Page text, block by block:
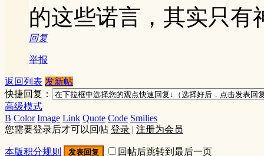
的这些诺言，其实只有
回复
举报
返回列表 发新帖
快捷回复：
高级模式
B Color Image Link Quote Code Smilies
您需要登录后才可以回帖 登录 | 注册为会员
本版积分规则 发表回复 回帖后跳转到最后一页